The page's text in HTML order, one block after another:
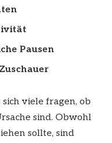
Pausen
viele fragen, ob
sind. Obwohl
sollte, sind